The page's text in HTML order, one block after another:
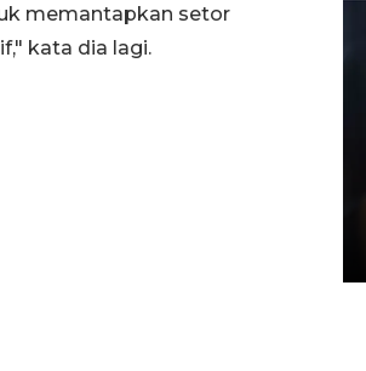
memantapkan setor
kata dia lagi.